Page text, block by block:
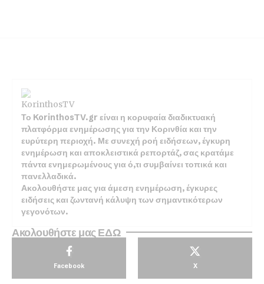
Το KorinthosTV.gr είναι η κορυφαία διαδικτυακή
πλατφόρμα ενημέρωσης για την Κορινθία και την
ευρύτερη περιοχή. Με συνεχή ροή ειδήσεων, έγκυρη
ενημέρωση και αποκλειστικά ρεπορτάζ, σας κρατάμε
πάντα ενημερωμένους για ό,τι συμβαίνει τοπικά και
πανελλαδικά.
Ακολουθήστε μας για άμεση ενημέρωση, έγκυρες
ειδήσεις και ζωντανή κάλυψη των σημαντικότερων
γεγονότων.
Ακολουθήστε μας ΕΔΩ
Facebook X